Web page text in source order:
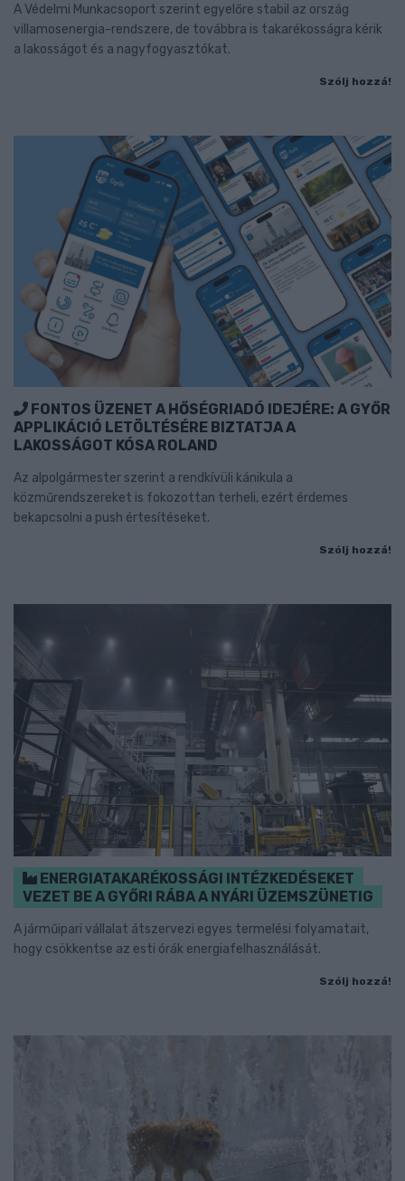
A Védelmi Munkacsoport szerint egyelőre stabil az ország
villamosenergia-rendszere, de továbbra is takarékosságra kérik
a lakosságot és a nagyfogyasztókat.
Szólj hozzá!
FONTOS ÜZENET A HŐSÉGRIADÓ IDEJÉRE: A GYŐR
APPLIKÁCIÓ LETÖLTÉSÉRE BIZTATJA A
LAKOSSÁGOT KÓSA ROLAND
Az alpolgármester szerint a rendkívüli kánikula a
közműrendszereket is fokozottan terheli, ezért érdemes
bekapcsolni a push értesítéseket.
Szólj hozzá!
ENERGIATAKARÉKOSSÁGI INTÉZKEDÉSEKET
VEZET BE A GYŐRI RÁBA A NYÁRI ÜZEMSZÜNETIG
A járműipari vállalat átszervezi egyes termelési folyamatait,
hogy csökkentse az esti órák energiafelhasználását.
Szólj hozzá!